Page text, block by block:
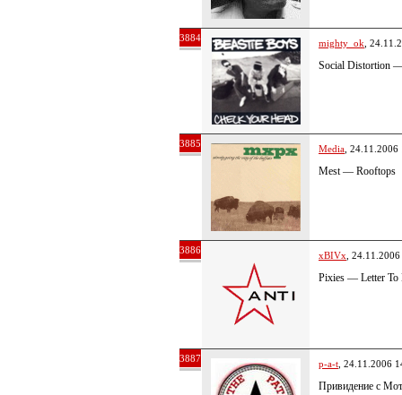
3884 mighty_ok ,
Social Distortion
3885 Media ,
Mest — Rooftops
3886 xBIVx ,
Pixies — Letter To
3887 p-a-t , 24.11.2006
Привидение с